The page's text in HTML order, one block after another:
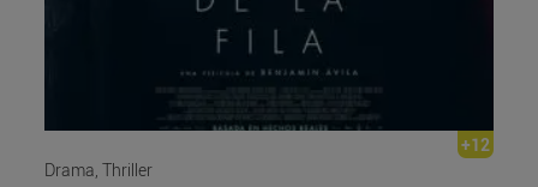
+12
Drama, Thriller